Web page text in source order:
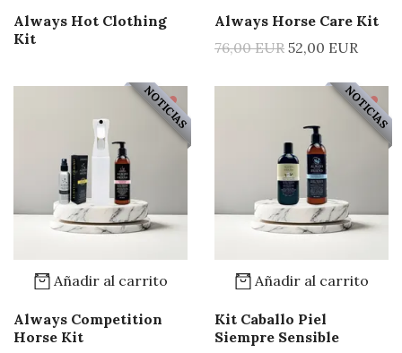
Always Hot Clothing
Kit
Always Horse Care Kit
76,00 EUR 52,00 EUR
NOTICIAS
Añadir al carrito
Always Competition
Horse Kit
NOTICIAS
Añadir al carrito
Kit Caballo Piel
Siempre Sensible